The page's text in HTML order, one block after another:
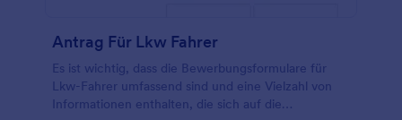
Antrag Für Lkw Fahrer
Es ist wichtig, dass die Bewerbungsformulare für
Lkw-Fahrer umfassend sind und eine Vielzahl von
Informationen enthalten, die sich auf die